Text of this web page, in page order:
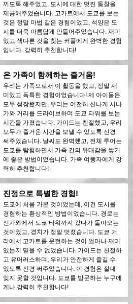
끼도록 해주었고, 도시에 대한 멋진 통찰을
제공해주었습니다. 고카트에서 도쿄를 보는
것은 정말 마법 같은 경험이었고, 석양은 도
시를 더욱 아름답게 만들어주었습니다. 재미
있고 색다른 것을 찾는 커플에게 완벽한 경험
입니다. 강력히 추천합니다!
온 가족이 함께하는 즐거움!
우리는 가족으로서 이 활동을 했고, 정말 재
미있고 독특한 경험이었습니다! 제 아이들은
모두 성장했지만, 우리는 여전히 신나게 시나
가와 거리를 드라이브하며 도쿄 타워를 보는
시간을 가졌습니다. 가이드는 친절했고, 우리
모두가 즐거운 시간을 보낼 수 있도록 신경
써주었습니다. 날씨도 완벽했고, 전체 투어는
도쿄를 탐험하면서 가족 간의 유대감을 쌓기
에 좋은 방법이었습니다. 가족 여행자에게 강
력히 추천합니다!
진정으로 특별한 경험!
도쿄에 처음 가본 것이었는데, 이건 도시를
경험하는 환상적인 방법이었습니다. 경로는
신가와에서 도쿄 타워까지 갔다가 돌아오는
것이었고, 경치가 정말 멋졌습니다. 도쿄 거
리에서 고카트를 운전하는 것이 얼마나 재미
있는지 믿을 수 없었습니다. 가이드는 친절하
고 유머러스하며, 우리가 안전하게 즐길 수
있도록 신경 써주었습니다. 이 경험은 절대
잊지 못할 것입니다. 도쿄를 방문하는 누구에
게나 강력히 추천합니다!